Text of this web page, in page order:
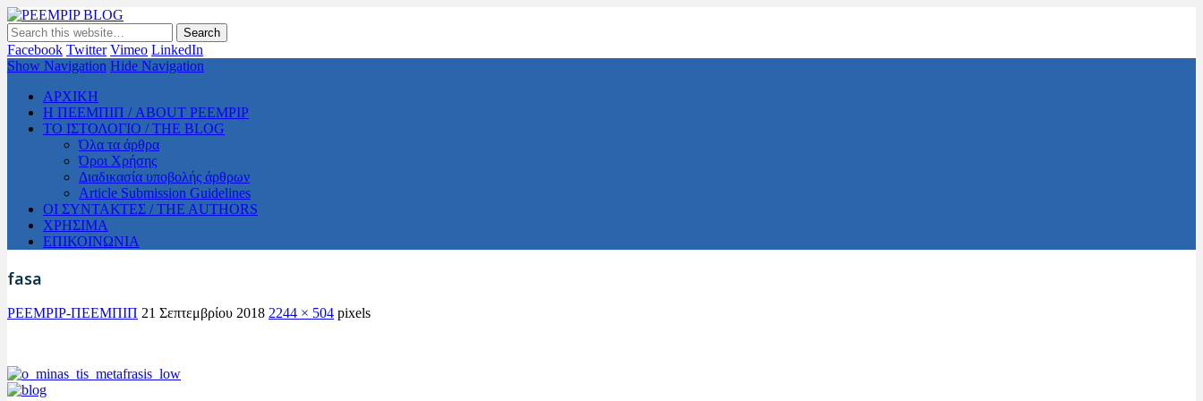
The official blog of PEEMPIP
Facebook Twitter Vimeo LinkedIn
Show Navigation Hide Navigation
ΑΡΧΙΚΗ
Η ΠΕΕΜΠΙΠ / ABOUT PEEMPIP
ΤΟ ΙΣΤΟΛΟΓΙΟ / THE BLOG
Όλα τα άρθρα
Όροι Χρήσης
Διαδικασία υποβολής άρθρων
Article Submission Guidelines
ΟΙ ΣΥΝΤΑΚΤΕΣ / THE AUTHORS
ΧΡΗΣΙΜΑ
ΕΠΙΚΟΙΝΩΝΙΑ
fasa
PEEMPIP-ΠΕΕΜΠΙΠ 21 Σεπτεμβρίου 2018 2244 × 504 pixels